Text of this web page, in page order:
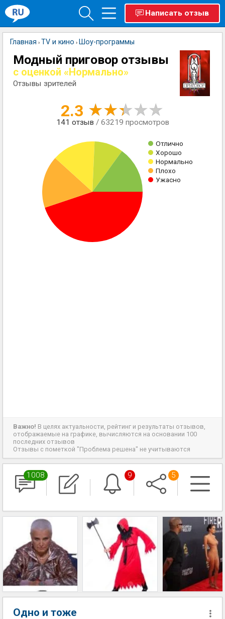
Написать отзыв
Главная › TV и кино › Шоу-программы
Модный приговор отзывы
с оценкой «Нормально»
Отзывы зрителей
2.3
141 отзыв / 63219 просмотров
Отлично
Хорошо
Нормально
Плохо
Ужасно
Важно! В целях актуальности, рейтинг и результаты отзывов,
отображаемые на графике, вычисляются на основании 100
последних отзывов
Отзывы с пометкой "Проблема решена" не учитываются
1008 9 5
Одно и тоже